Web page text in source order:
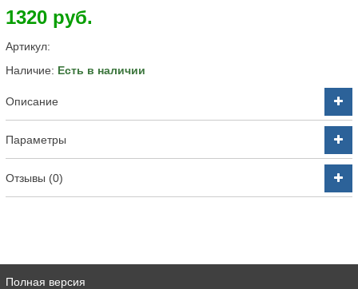
1320 руб.
Артикул:
Наличие: Есть в наличии
Описание
Параметры
Отзывы (0)
Полная версия